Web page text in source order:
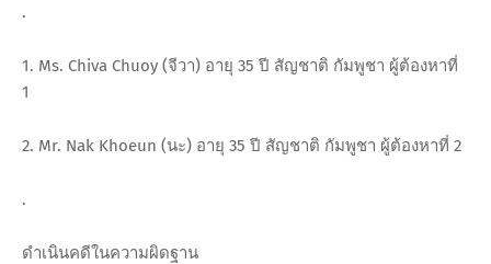
.
1. Ms. Chiva Chuoy (จีวา) อายุ 35 ปี สัญชาติ กัมพูชา ผู้ต้องหาที่
1
2. Mr. Nak Khoeun (นะ) อายุ 35 ปี สัญชาติ กัมพูชา ผู้ต้องหาที่ 2
.
ดำเนินคดีในความผิดฐาน